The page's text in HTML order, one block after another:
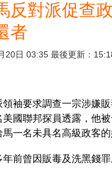
反對派促查
者
20日 03:35 最後更新：
領袖要求調查一宗涉嫌
美國聯邦探員透露，他
馬一名未具名高級政客
年前曾因販毒及洗黑錢